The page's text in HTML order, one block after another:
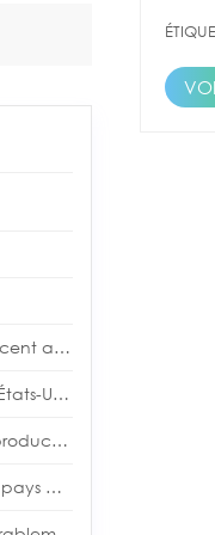
et
thermal sources
photovoltaïque
en année
énergies